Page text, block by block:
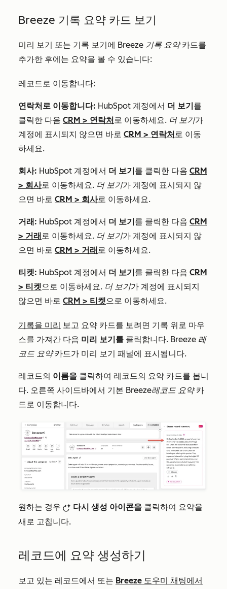
Breeze 기록 요약 카드 보기
미리 보기 또는 기록 보기에 Breeze 기록 요약카드를
추가한 후에는 요약을 볼 수 있습니다:
레코드로 이동합니다:
연락처로 이동합니다: HubSpot 계정에서 더 보기를
클릭한 다음 CRM > 연락처로 이동하세요. 더 보기가
계정에 표시되지 않으면 바로 CRM > 연락처로 이동
하세요.
회사: HubSpot 계정에서 더 보기를 클릭한 다음 CRM
> 회사로 이동하세요. 더 보기가 계정에 표시되지 않
으면 바로 CRM > 회사로 이동하세요.
거래: HubSpot 계정에서 더 보기를 클릭한 다음 CRM
> 거래로 이동하세요. 더 보기가 계정에 표시되지 않
으면 바로 CRM > 거래로 이동하세요.
티켓: HubSpot 계정에서 더 보기를 클릭한 다음 CRM
> 티켓으로 이동하세요. 더 보기가 계정에 표시되지
않으면 바로 CRM > 티켓으로 이동하세요.
기록을 미리 보고 요약 카드를 보려면 기록 위로 마우
스를 가져간 다음 미리 보기를 클릭합니다. Breeze 레
코드 요약카드가 미리 보기 패널에 표시됩니다.
레코드의 이름을 클릭하여 레코드의 요약 카드를 봅니
다. 오른쪽 사이드바에서 기본 Breeze레코드 요약카
드로 이동합니다.
원하는 경우 breezeRegenerateIcon 다시 생성 아이콘을 클릭하여 요약을
새로 고칩니다.
레코드에 요약 생성하기
보고 있는 레코드에서 또는 Breeze 도우미 채팅에서